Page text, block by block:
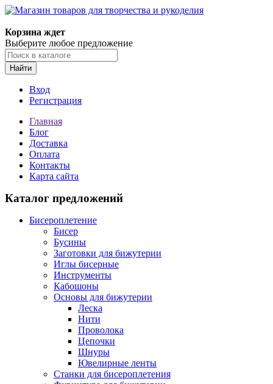
Корзина ждет
Выберите любое предложение
Найти
Вход
Регистрация
Главная
Блог
Доставка
Оплата
Контакты
Карта сайта
Каталог предложений
Бисероплетение
Бисер
Бусины
Заготовки для бижутерии
Иглы бисерные
Инструменты
Кабошоны
Основы для бижутерии
Леска
Нити
Проволока
Цепочки
Шнуры
Ювелирные ленты
Станки для бисероплетения